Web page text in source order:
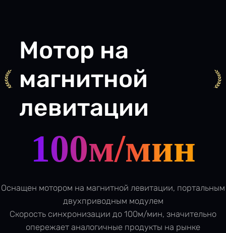
Мотор на
магнитной
левитации
100м/мин
Оснащен мотором на магнитной левитации, портальным
двухприводным модулем
Скорость синхронизации до 100м/мин, значительно
опережает аналогичные продукты на рынке